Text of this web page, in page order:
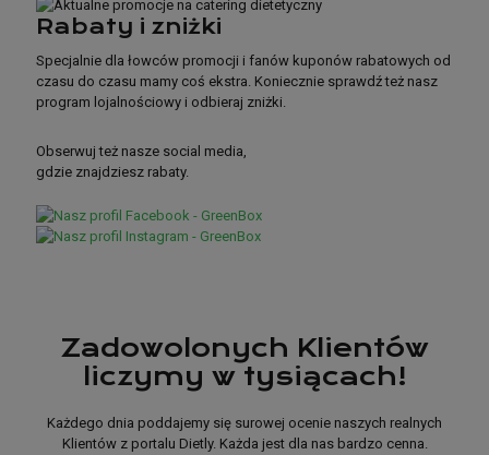
Rabaty
i zniżki
Specjalnie dla łowców promocji i fanów kuponów rabatowych od
program lojalnościowy i odbieraj zniżki.
Obserwuj też nasze social media,
gdzie znajdziesz rabaty.
Rabaty i zniżki
Specjalnie dla łowców promocji i fanów kuponów rabatowych od
czasu do czasu mamy coś ekstra. Koniecznie sprawdź też nasz
program lojalnościowy i odbieraj zniżki.
Obserwuj też nasze social media,
gdzie znajdziesz rabaty.
Zadowolonych Klientów
liczymy w tysiącach!
Każdego dnia poddajemy się surowej ocenie naszych realnych
Klientów z portalu Dietly. Każda jest dla nas bardzo cenna.